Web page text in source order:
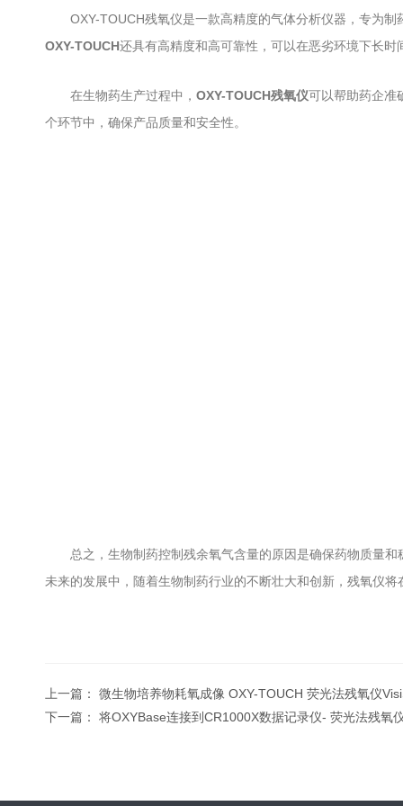
OXY-TOUCH残氧仪是一款高精度的气体分析仪器，专为制
OXY-TOUCH还具有高精度和高可靠性，可以在恶劣环境下长
在生物药生产过程中， OXY-TOUCH残氧仪可以帮助药企准
个环节中，确保产品质量和安全性。
总之，生物制药控制残余氧气含量的原因是确保药物质量和
未来的发展中，随着生物制药行业的不断壮大和创新，残氧仪
上一篇： 微生物培养物耗氧成像 OXY-TOUCH 荧光法残氧仪
下一篇： 将OXYBase连接到CR1000X数据记录仪- 荧光法残氧